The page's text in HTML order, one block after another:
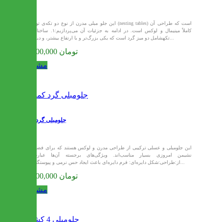
این جلو مبلی مدرن از نوع دو تکه‌ی تودرتو (nesting tables) است که طراحی آن
کاملاً مینیمال و لوکس است. در ادامه به جزئیات آن می‌پردازیم:۱. ساختار دو
82,500,000 تومان
مشاهده
جلومبلی گرد کمجا
این جلومبلی و عسلی‌ ترکیبی از طراحی مدرن و لوکس هستند که برای فضاهای
نشیمن امروزی بسیار مناسب‌اند. ویژگی‌های برجسته آن‌ها عبارت‌اند
72,600,000 تومان
مشاهده